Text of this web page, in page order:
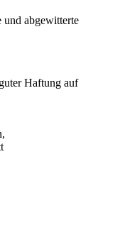
und abgewitterte
Haftung auf